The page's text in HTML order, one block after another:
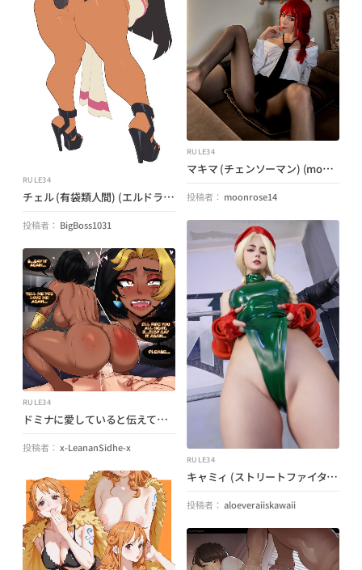
RULE34
マキマ (チェンソーマン) (moonrose14)
投稿者： moonrose14
RULE34
チェル (有袋類人間) (エルドラドへの道)
投稿者： BigBoss1031
RULE34
キャミィ (ストリートファイター) (アロエベライスカワイイ)
投稿者： aloeveraiiskawaii
RULE34
ドミナに愛していると伝えてください!!! (ブレイブベンガル) (オーバーウォッチ)
投稿者： x-LeananSidhe-x